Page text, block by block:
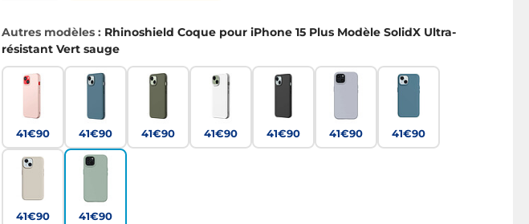
Autres modèles : Rhinoshield Coque pour iPhone 15 Plus Modèle SolidX Ultra-
résistant Vert sauge
41€90 41€90 41€90 41€90 41€90 41€90 41€90
41€90 41€90